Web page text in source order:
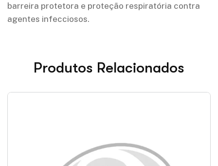
barreira protetora e proteção respiratória contra
agentes infecciosos.
Produtos Relacionados